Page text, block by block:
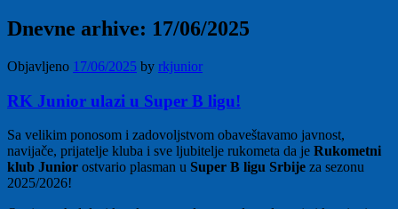
Dnevne arhive: 17/06/2025
Objavljeno 17/06/2025 by rkjunior
RK Junior ulazi u Super B ligu!
Sa velikim ponosom i zadovoljstvom obaveštavamo javnost,
navijače, prijatelje kluba i sve ljubitelje rukometa da je Rukometni
klub Junior ostvario plasman u Super B ligu Srbije za sezonu
2025/2026!